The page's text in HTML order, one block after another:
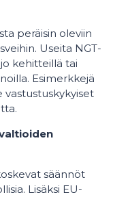
peräisin oleviin
Useita NGT-
kehitteillä tai
Esimerkkejä
vastustuskykyiset
säännöt
Lisäksi EU-